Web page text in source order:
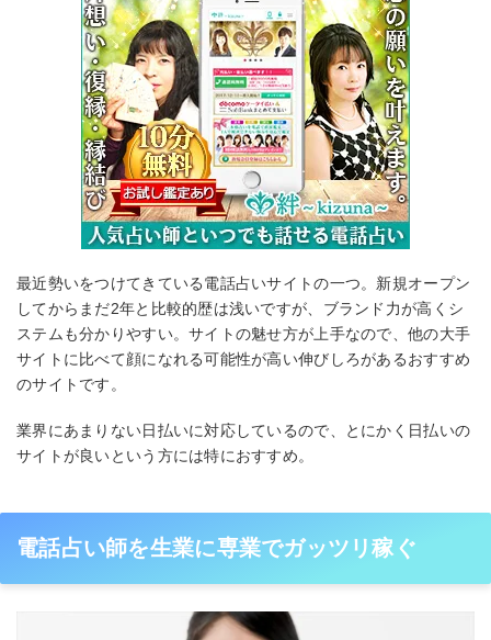
最近勢いをつけてきている電話占いサイトの一つ。新規オープン
してからまだ2年と比較的歴は浅いですが、ブランド力が高くシ
ステムも分かりやすい。サイトの魅せ方が上手なので、他の大手
サイトに比べて顔になれる可能性が高い伸びしろがあるおすすめ
のサイトです。
業界にあまりない日払いに対応しているので、とにかく日払いの
サイトが良いという方には特におすすめ。
電話占い師を生業に専業でガッツリ稼ぐ